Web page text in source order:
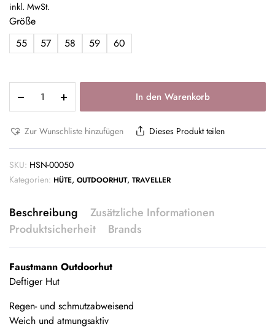
inkl. MwSt.
Größe
55
57 58 59 60
In den Warenkorb
Zur Wunschliste hinzufügen Dieses Produkt teilen
SKU: HSN-00050
Kategorien: HÜTE, OUTDOORHUT,TRAVELLER
Beschreibung
Zusätzliche Informationen
Produktsicherheit
Brands
Faustmann Outdoorhut
Deftiger Hut
Regen- und schmutzabweisend
Weich und atmungsaktiv